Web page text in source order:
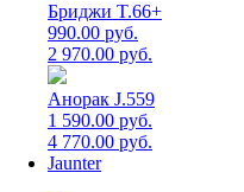
Бриджи T.66+
990.00 руб.
2 970.00 руб.
Анорак J.559
1 590.00 руб.
4 770.00 руб.
Jaunter